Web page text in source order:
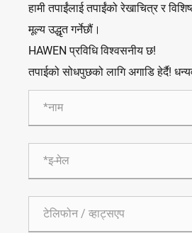
हामी तपाईंलाई तपाईंको रेखाचित्र र
मूल्य उद्धृत गर्नेछौं।
HAWEN प्रविधि विश्वसनीय छ!
तपाईको सोधपुछको लागि अगाडि हेर्दै!